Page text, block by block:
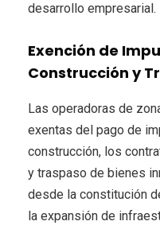
desarrollo empresarial.
Exención de
Construcción y
Las operadoras de
exentas del pago de
construcción, los
y traspaso de bienes
desde la constitución
la expansión de